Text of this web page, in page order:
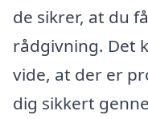
de sikrer, at du
rådgivning. Det
vide, at der er
dig sikkert